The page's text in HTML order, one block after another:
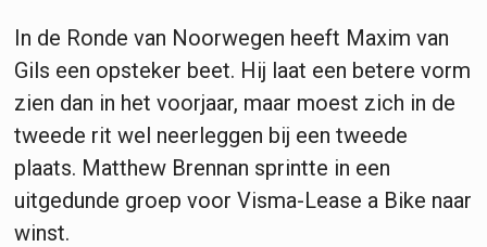
In de Ronde van Noorwegen heeft Maxim van
Gils een opsteker beet. Hij laat een betere vorm
zien dan in het voorjaar, maar moest zich in de
tweede rit wel neerleggen bij een tweede
plaats. Matthew Brennan sprintte in een
uitgedunde groep voor Visma-Lease a Bike naar
winst.